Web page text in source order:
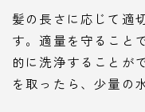
髪の長さに応じて適
す。適量を守ること
的に洗浄することが
を取ったら、少量の